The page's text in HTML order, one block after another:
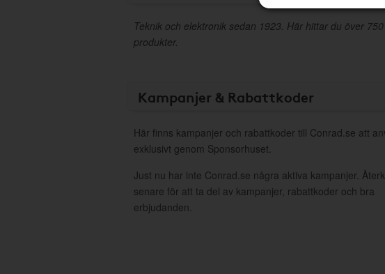
Teknik och elektronik sedan 1923. Här hittar du över
produkter.
Kampanjer & Rabattkoder
Här finns kampanjer och rabattkoder till Conrad.se att
exklusivt genom Sponsorhuset.
Just nu har inte Conrad.se några aktiva kampanjer.
senare för att ta del av kampanjer, rabattkoder och bra
erbjudanden.